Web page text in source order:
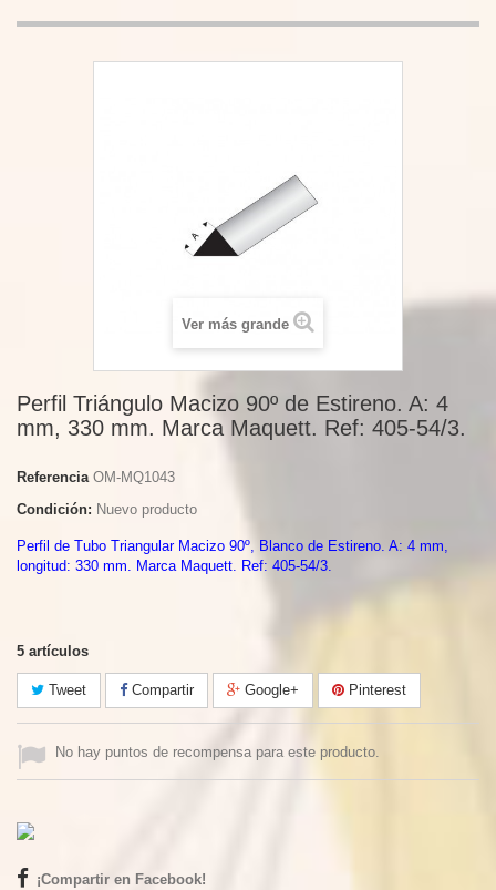
Ver más grande
Perfil Triángulo Macizo 90º de Estireno. A: 4
mm, 330 mm. Marca Maquett. Ref: 405-54/3.
Referencia OM-MQ1043
Condición: Nuevo producto
Perfil de Tubo Triangular Macizo 90º, Blanco de Estireno. A: 4 mm,
longitud: 330 mm. Marca Maquett. Ref: 405-54/3.
5 artículos
Tweet Compartir Google+ Pinterest
No hay puntos de recompensa para este producto.
¡Compartir en Facebook!